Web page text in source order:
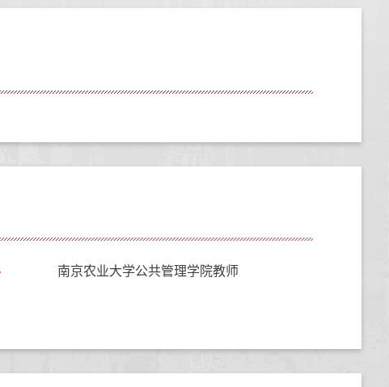
南京农业大学公共管理学院教师